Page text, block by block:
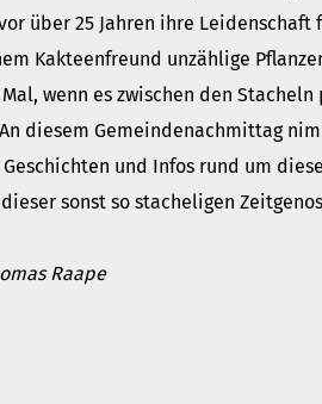
über 25 Jahren ihre
Kakteenfreund unzählige
wenn es zwischen den
diesem Gemeindenachmittag
und Infos rund um
sonst so stacheligen
Raape